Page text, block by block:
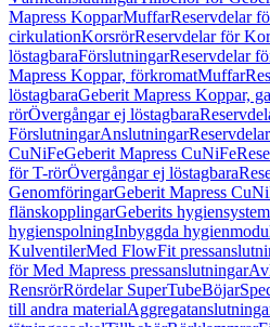
Mapress KopparMuffarReservdelar
cirkulationKorsrörReservdelar för
löstagbaraFörslutningarReservdelar
Mapress Koppar, förkromatMuffar
löstagbaraGeberit Mapress Koppar,
rörÖvergångar ej löstagbara
FörslutningarAnslutningar
CuNiFeGeberit Mapress CuNiFe
för T-rörÖvergångar ej löstagbara
GenomföringarGeberit Mapress
flänskopplingarGeberits hygiensystem
hygienspolningInbyggda
KulventilerMed FlowFit
för Med Mapress pressanslutningar
RensrörRördelar SuperTubeBöjar
till andra material